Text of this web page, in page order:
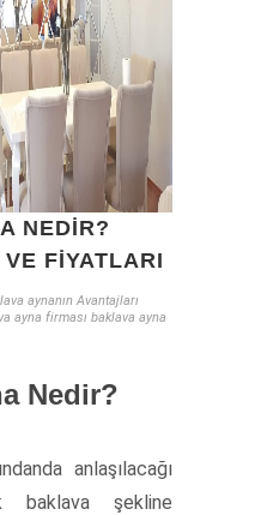
NEDIR?
FIYATLARI
aynanın Avantajları
ayna firması baklava ayna
Nedir?
anlaşılacağı
baklava şekline